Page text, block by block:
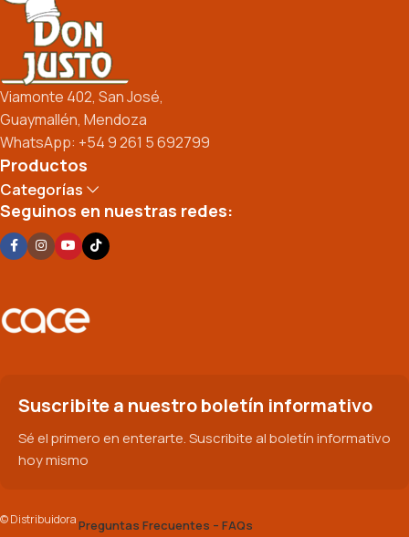
Viamonte 402, San José,
Guaymallén, Mendoza
WhatsApp: +54 9 261 5 692799
Productos
Categorías
Seguinos en nuestras redes:
Suscribite a nuestro boletín informativo
Sé el primero en enterarte. Suscribite al boletín informativo
hoy mismo
© DistribuidoraPreguntas Frecuentes – FAQs